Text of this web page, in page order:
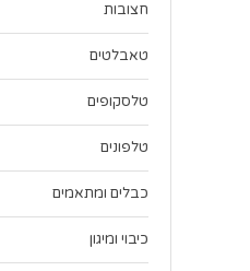
חצובות
טאבלטים
טלסקופים
טלפונים
כבלים ומתאמים
כיבוי ומיגון